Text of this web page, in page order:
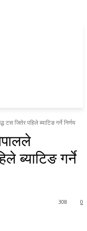
जितेर पहिले ब्याटिङ गर्ने निर्णय
ब्याटिङ गर्ने
0
308